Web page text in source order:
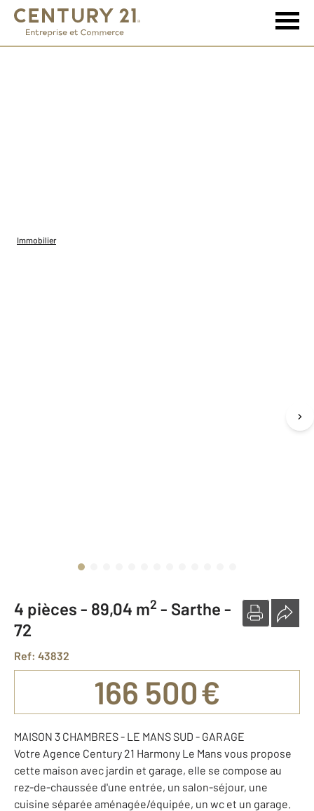
Immobilier
4 pièces - 89,04 m2 - Sarthe -
72
Ref: 43832
166 500 €
MAISON 3 CHAMBRES - LE MANS SUD - GARAGE
Votre Agence Century 21 Harmony Le Mans vous propose
cette maison avec jardin et garage, elle se compose au
rez-de-chaussée d'une entrée, un salon-séjour, une
cuisine séparée aménagée/équipée, un wc et un garage.